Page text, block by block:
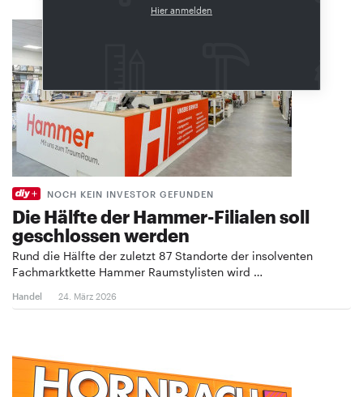
Hier anmelden
NOCH KEIN INVESTOR GEFUNDEN
Die Hälfte der Hammer-Filialen soll
geschlossen werden
Rund die Hälfte der zuletzt 87 Standorte der insolventen
Fachmarktkette Hammer Raumstylisten wird …
Handel 24. März 2026